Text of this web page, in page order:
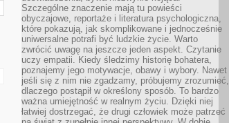
Szczególne znaczenie mają tu powieści
obyczajowe, reportaże i literatura psychologiczna,
które pokazują, jak skomplikowane i jednocześnie
uniwersalne potrafi być ludzkie życie. Warto
zwrócić uwagę na jeszcze jeden aspekt. Czytanie
uczy empatii. Kiedy śledzimy historię bohatera,
poznajemy jego motywacje, obawy i wybory. Nawet
jeśli się z nim nie zgadzamy, próbujemy zrozumieć,
dlaczego postąpił w określony sposób. To bardzo
ważna umiejętność w realnym życiu. Dzięki niej
łatwiej dostrzegać, że drugi człowiek może patrzeć